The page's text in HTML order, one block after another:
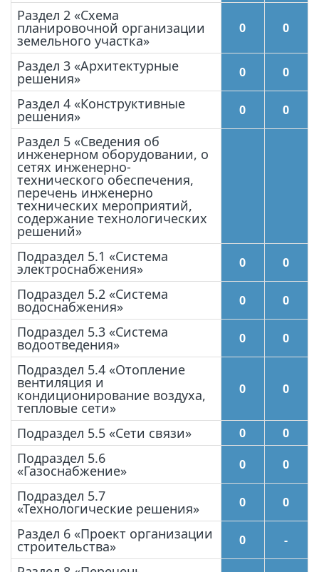
Раздел 2 «Схема
планировочной организации
земельного участка»
0 0
Раздел 3 «Архитектурные
решения» 0 0
Раздел 4 «Конструктивные
решения» 0 0
Раздел 5 «Сведения об
инженерном оборудовании, о
сетях инженерно-
технического обеспечения,
перечень инженерно
технических мероприятий,
содержание технологических
решений»
Подраздел 5.1 «Система
электроснабжения» 0 0
Подраздел 5.2 «Система
водоснабжения» 0 0
Подраздел 5.3 «Система
водоотведения» 0 0
Подраздел 5.4 «Отопление
вентиляция и
кондиционирование воздуха,
тепловые сети»
0 0
Подраздел 5.5 «Сети связи» 0 0
Подраздел 5.6
«Газоснабжение» 0 0
Подраздел 5.7
«Технологические решения» 0 0
Раздел 6 «Проект организации
строительства» 0 -